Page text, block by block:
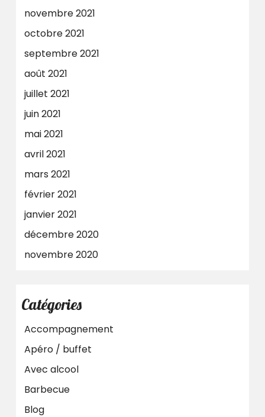
novembre 2021
octobre 2021
septembre 2021
août 2021
juillet 2021
juin 2021
mai 2021
avril 2021
mars 2021
février 2021
janvier 2021
décembre 2020
novembre 2020
Catégories
Accompagnement
Apéro / buffet
Avec alcool
Barbecue
Blog